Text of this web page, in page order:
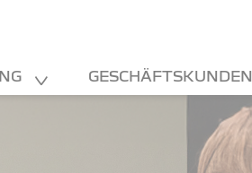
GESCHÄFTSKUNDEN